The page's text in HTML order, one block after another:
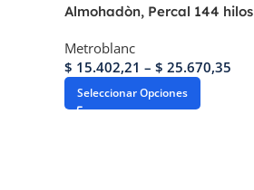
Almohadòn, Percal 144 hilos
Metroblanc
$ 15.402,21 – $ 25.670,35
Seleccionar Opciones